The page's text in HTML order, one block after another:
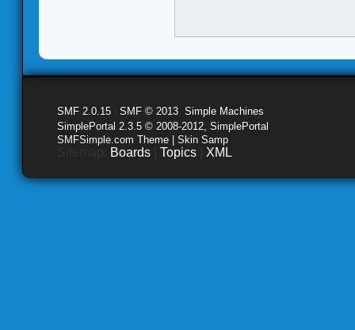
SMF 2.0.15 SMF © 2013 Simple Machines
SimplePortal 2.3.5 © 2008-2012, SimplePortal
SMFSimple.com Theme | Skin Samp
Boards Topics XML